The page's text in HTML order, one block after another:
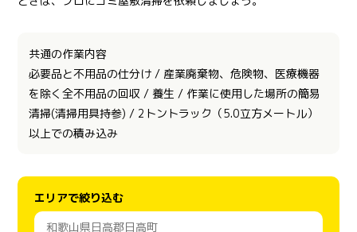
共通の作業内容
必要品と不用品の仕分け / 産業廃棄物、危険物、医療機器
を除く全不用品の回収 / 養生 / 作業に使用した場所の簡易
清掃(清掃用具持参) / 2トントラック（5.0立方メートル）
以上での積み込み
エリアで絞り込む